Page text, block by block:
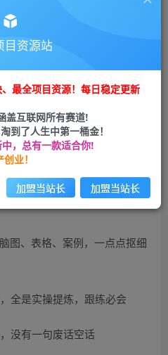
金币99
购买
建议登陆后购买，可保存购买订单
图、表格、案例，一点点抠细
全是实操提炼，跟练必会
没有一句废话空话
目资源站
最全项目资源！每日稳定更新
盖互联网所有赛道!
到了人生中第一桶金！
，总有一款适合你!
业！
加盟当站长 加盟当站长